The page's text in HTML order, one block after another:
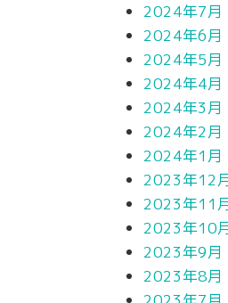
2024年7月
2024年6月
2024年5月
2024年4月
2024年3月
2024年2月
2024年1月
2023年12
2023年11
2023年10
2023年9月
2023年8月